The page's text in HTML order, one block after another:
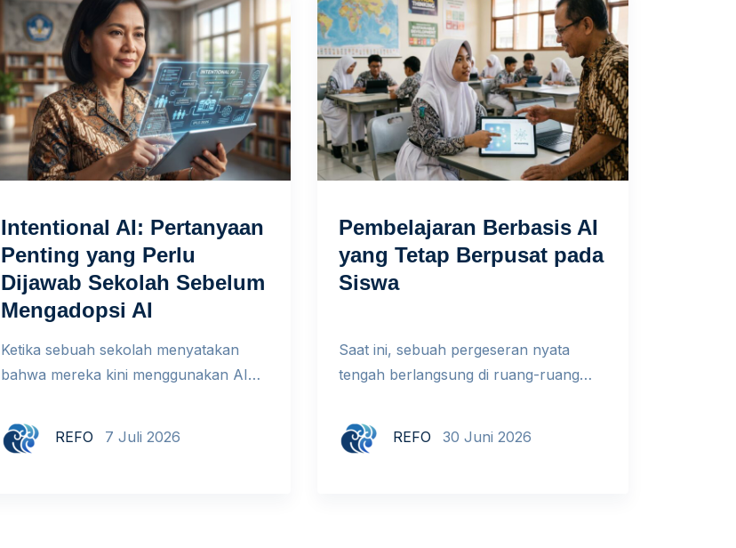
manusia di dunia kerja. Yang Berubah
Bukan Nilai Manusia, Tetapi Cara Kita
Menilainya Selama bertahun-tahun,
sekolah dan dunia kerja sangat […]
bisa mendapatkan jawaban dalam
hitungan detik dari chatbot, hingga
menerima rekomendasi tontonan dari
algoritma. Kemudahan ini memang […]
Intentional AI: Pertanyaan
Penting yang Perlu
Dijawab Sekolah Sebelum
Mengadopsi AI
Ketika sebuah sekolah menyatakan
bahwa mereka kini menggunakan AI
pembelajaran, respons yang paling
umum adalah kekaguman. Namun ada
REFO 7 Juli 2026
Pembelajaran Berbasis AI
yang Tetap Berpusat pada
Siswa
Saat ini, sebuah pergeseran nyata
tengah berlangsung di ruang-ruang
gawai mereka bukan lagi sekadar untuk
mencatat materi, melainkan untuk
REFO 30 Juni 2026